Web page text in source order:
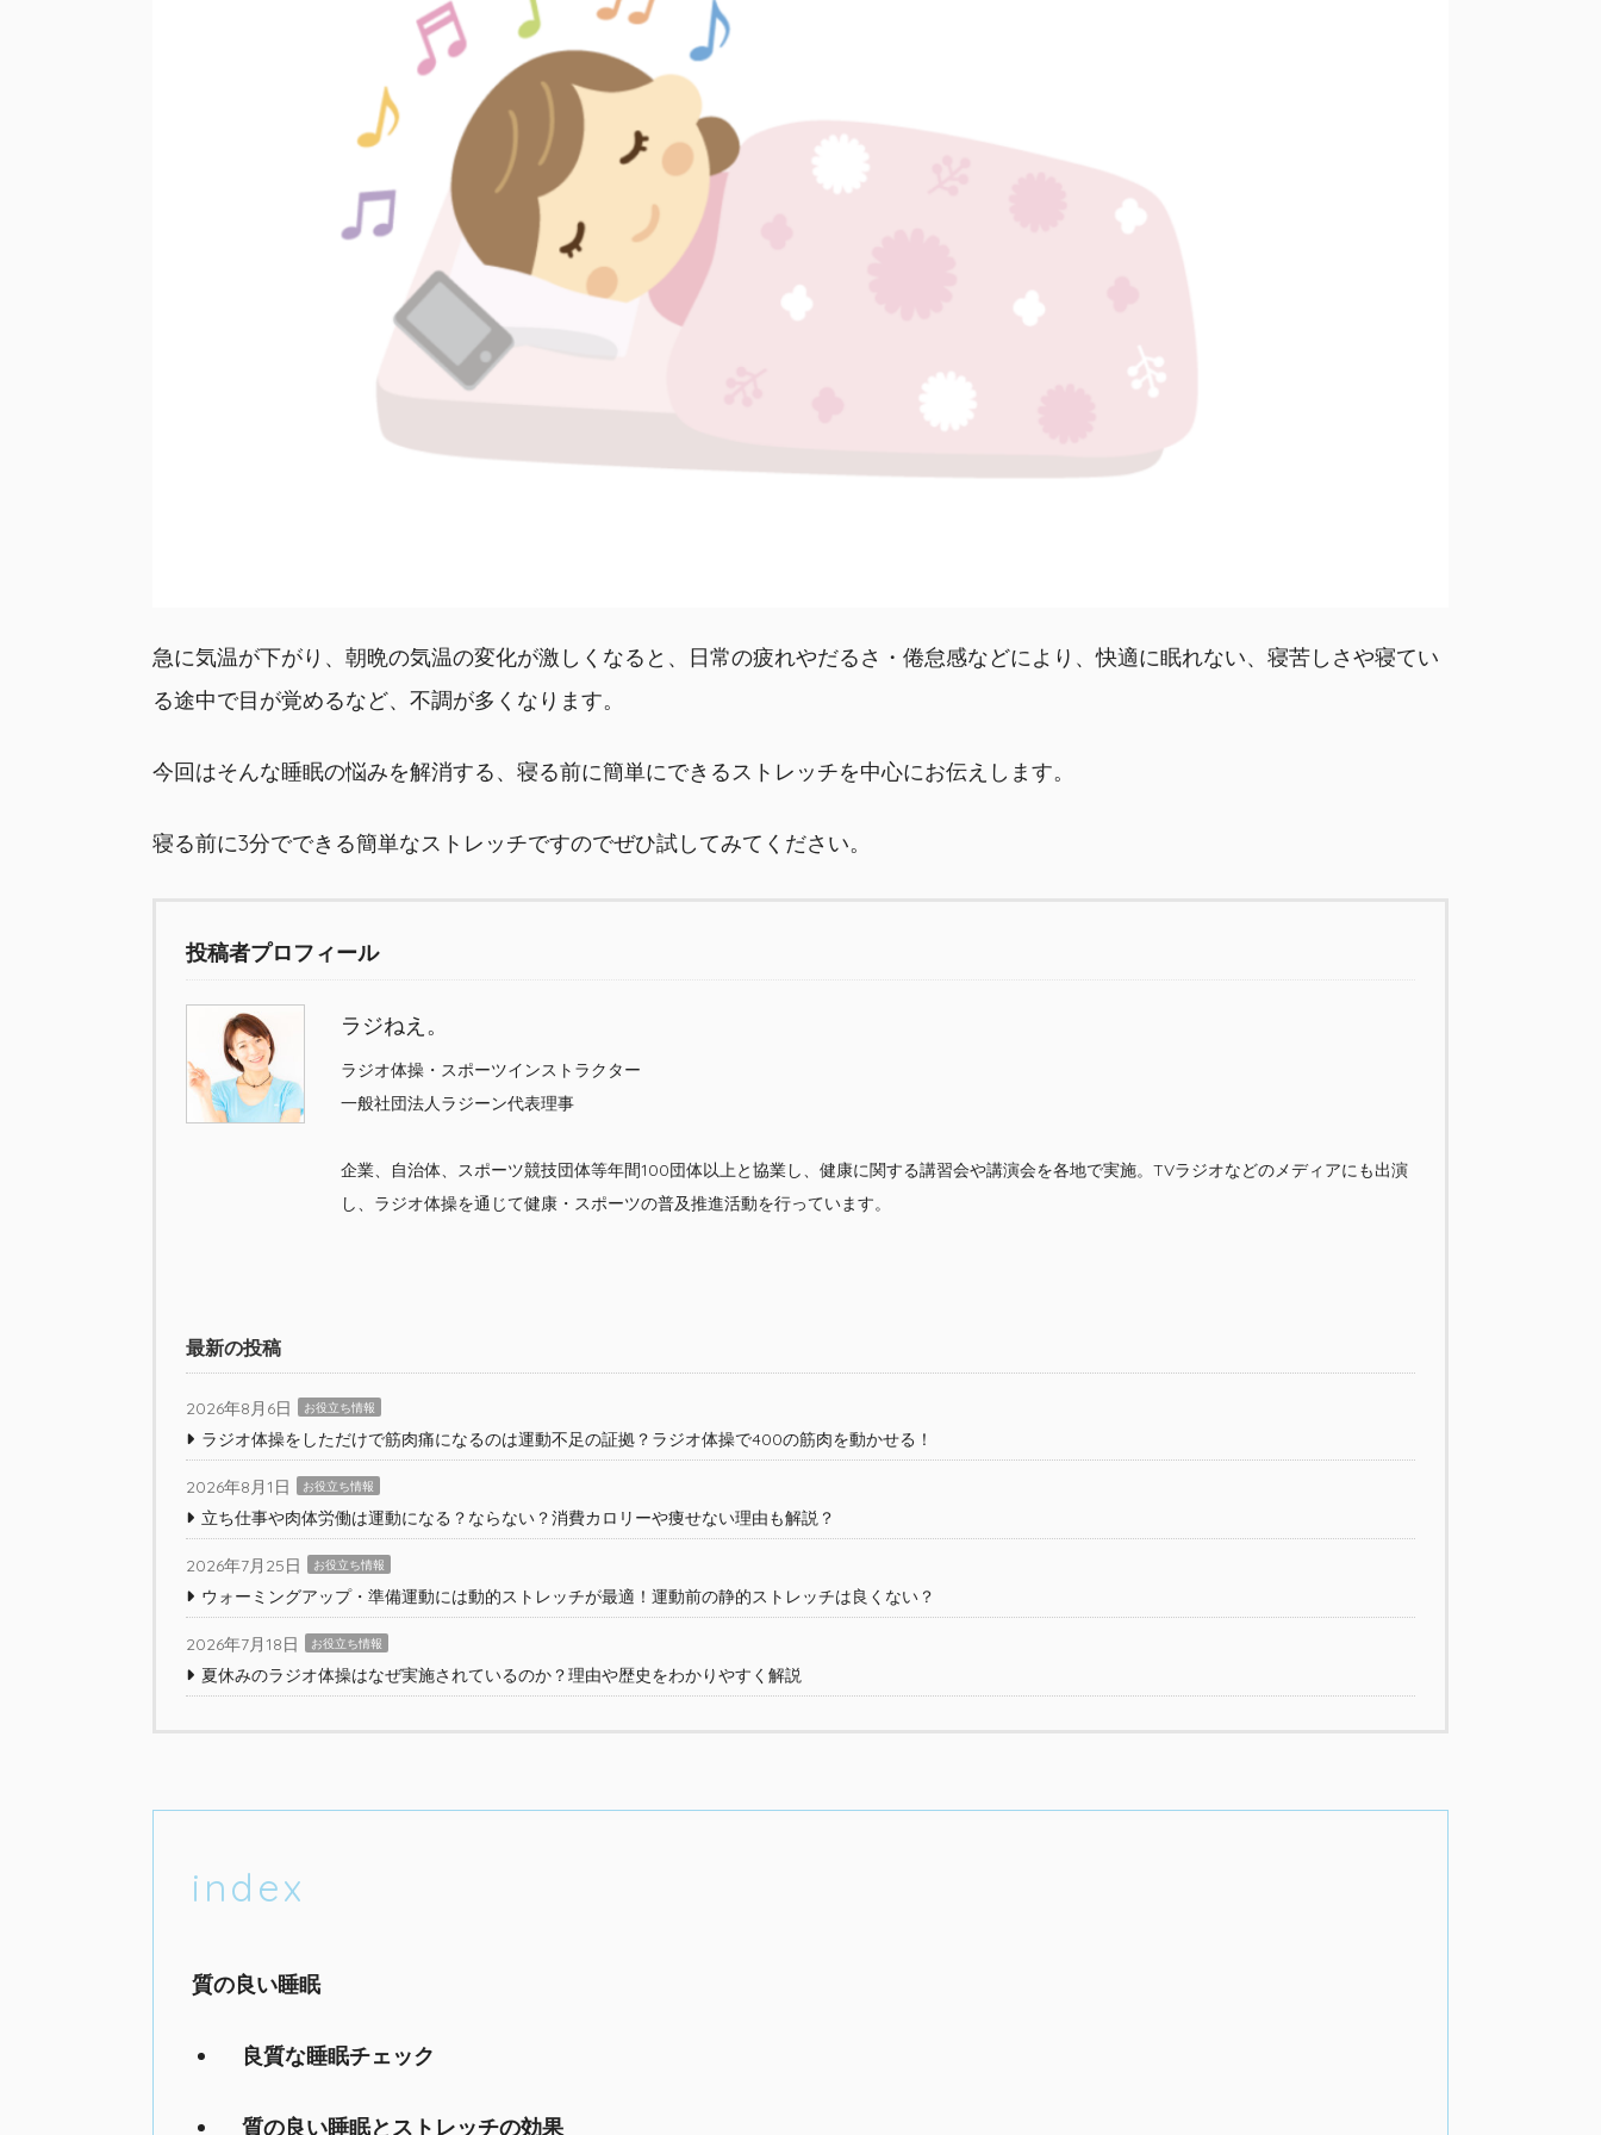
急に気温が下がり、朝晩の気温の変化が激しくなると、日常の疲れやだるさ・倦怠感などにより、快適に眠れない、寝苦しさや寝てい
る途中で目が覚めるなど、不調が多くなります。
今回はそんな睡眠の悩みを解消する、寝る前に簡単にできるストレッチを中心にお伝えします。
寝る前に3分でできる簡単なストレッチですのでぜひ試してみてください。
投稿者プロフィール
ラジねえ。
ラジオ体操・スポーツインストラクター
一般社団法人ラジーン代表理事
企業、自治体、スポーツ競技団体等年間100団体以上と協業し、健康に関する講習会や講演会を各地で実施。TVラジオなどのメディアにも出演
し、ラジオ体操を通じて健康・スポーツの普及推進活動を行っています。
最新の投稿
2026年8月6日 お役立ち情報
ラジオ体操をしただけで筋肉痛になるのは運動不足の証拠？ラジオ体操で400の筋肉を動かせる！
2026年8月1日 お役立ち情報
立ち仕事や肉体労働は運動になる？ならない？消費カロリーや痩せない理由も解説？
2026年7月25日 お役立ち情報
ウォーミングアップ・準備運動には動的ストレッチが最適！運動前の静的ストレッチは良くない？
2026年7月18日 お役立ち情報
夏休みのラジオ体操はなぜ実施されているのか？理由や歴史をわかりやすく解説
index
質の良い睡眠
良質な睡眠チェック
質の良い睡眠とストレッチの効果